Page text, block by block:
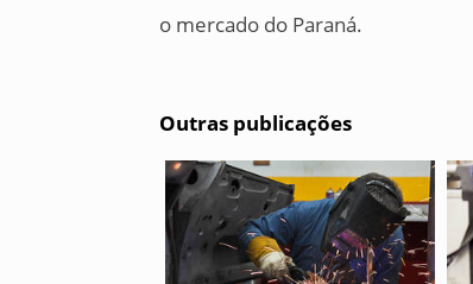
o mercado do Paraná.
Outras publicações